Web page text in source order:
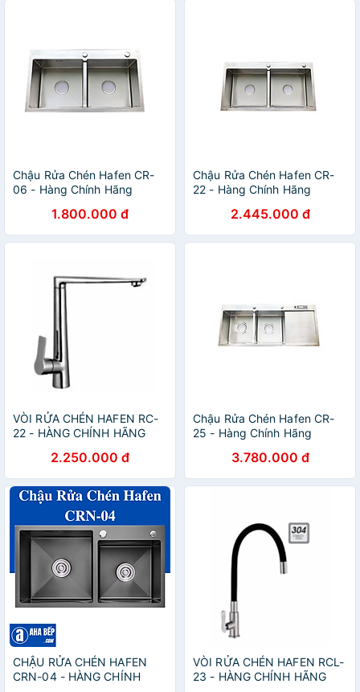
Chậu Rửa Chén Hafen CR-
06 - Hàng Chính Hãng
1.800.000 đ
Chậu Rửa Chén Hafen CR-
22 - Hàng Chính Hãng
2.445.000 đ
VÒI RỬA CHÉN HAFEN RC-
22 - HÀNG CHÍNH HÃNG
2.250.000 đ
Chậu Rửa Chén Hafen CR-
25 - Hàng Chính Hãng
3.780.000 đ
CHẬU RỬA CHÉN HAFEN
CRN-04 - HÀNG CHÍNH
VÒI RỬA CHÉN HAFEN RCL-
23 - HÀNG CHÍNH HÃNG